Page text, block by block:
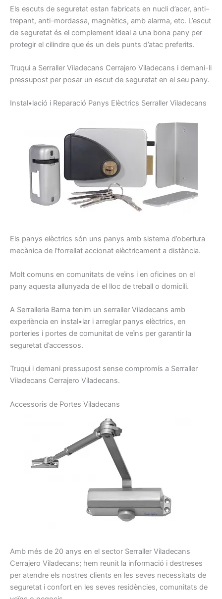
Els escuts de seguretat estan fabricats en nucli d’acer, anti–
trepant, anti–mordassa, magnètics, amb alarma, etc. L’escut
de seguretat és el complement ideal a una bona pany per
protegir el cilindre que és un dels punts d’atac preferits.
Truqui a Serraller Viladecans Cerrajero Viladecans i demani-li
pressupost per posar un escut de seguretat en el seu pany.
Instal•lació i Reparació Panys Elèctrics Serraller Viladecans
Els panys elèctrics són uns panys amb sistema d’obertura
mecànica de l’forrellat accionat elèctricament a distància.
Molt comuns en comunitats de veïns i en oficines on el
pany aquesta allunyada de el lloc de treball o domicili.
A Serralleria Barna tenim un serraller Viladecans amb
experiència en instal•lar i arreglar panys elèctrics, en
porteries i portes de comunitat de veïns per garantir la
seguretat d’accessos.
Truqui i demani pressupost sense compromís a Serraller
Viladecans Cerrajero Viladecans.
Accessoris de Portes Viladecans
Amb més de 20 anys en el sector Serraller Viladecans
Cerrajero Viladecans; hem reunit la informació i destreses
per atendre els nostres clients en les seves necessitats de
seguretat i confort en les seves residències, comunitats de